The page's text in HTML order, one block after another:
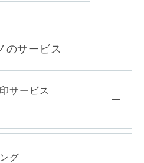
のサービス
サービス
グ